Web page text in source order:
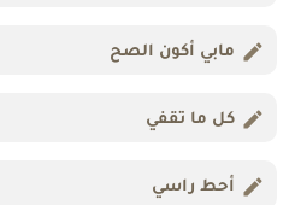
مابي أكون الصح
كل ما تقفي
أحط راسي